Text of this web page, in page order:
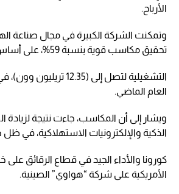
الأرباح.
وتمكنت الشركة الكبيرة في مجال صناعة
تحقيق مكاسب قوية بنسبة 59%، على أساس سنوي في الأرباح
التشغيلية لتصل إلى (12.35
العام الماضي.
ويشار إلى أن المكاسب، جاءت نتيجة
الذكية والإلكترونيات الاستهلاكية، في
كورونا والأداء الجيد في قطاع الرقائق على
الأمريكية على شركة “هواوي” الصينية.